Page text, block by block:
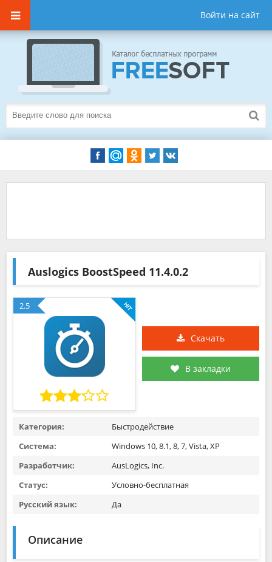
Войти на сайт
Auslogics BoostSpeed 11.4.0.2
2.5
Скачать
В закладки
Категория:
Быстродействие
Система:
Windows 10, 8.1, 8, 7, Vista, XP
Разработчик:
AusLogics, Inc.
Статус:
Условно-бесплатная
Русский язык:
Да
Описание